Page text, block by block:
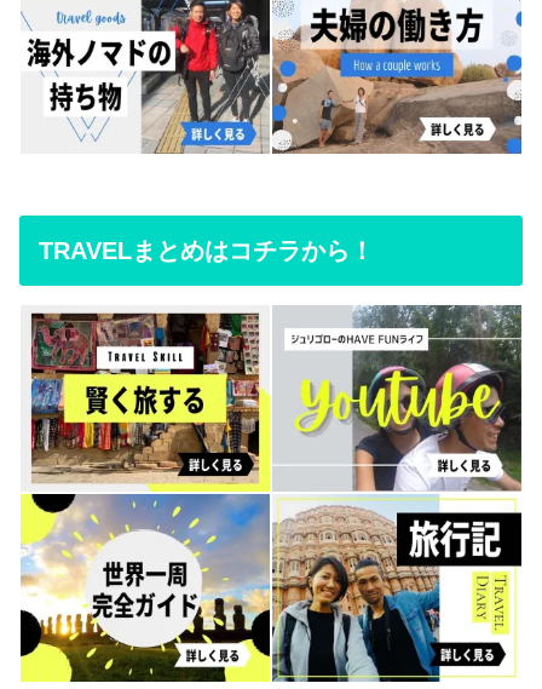
TRAVELまとめはコチラから！